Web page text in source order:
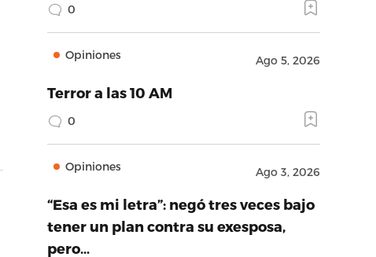
0
Opiniones Ago 5, 2026
Terror a las 10 AM
0
Opiniones Ago 3, 2026
“Esa es mi letra”: negó tres veces bajo
tener un plan contra su exesposa,
pero…